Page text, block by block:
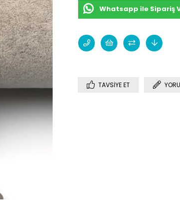
Whatsapp ile Sipariş
TAVSIYE ET